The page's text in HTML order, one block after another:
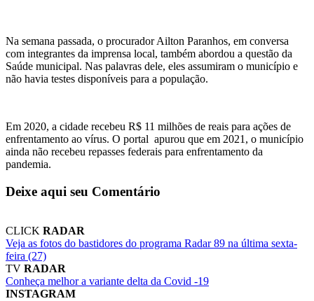
Na semana passada, o procurador Ailton Paranhos, em conversa
com integrantes da imprensa local, também abordou a questão da
Saúde municipal. Nas palavras dele, eles assumiram o município e
não havia testes disponíveis para a população.
Em 2020, a cidade recebeu R$ 11 milhões de reais para ações de
enfrentamento ao vírus. O portal apurou que em 2021, o município
ainda não recebeu repasses federais para enfrentamento da
pandemia.
Deixe aqui seu Comentário
CLICK RADAR
Veja as fotos do bastidores do programa Radar 89 na última sexta-
feira (27)
TV RADAR
Conheça melhor a variante delta da Covid -19
INSTAGRAM